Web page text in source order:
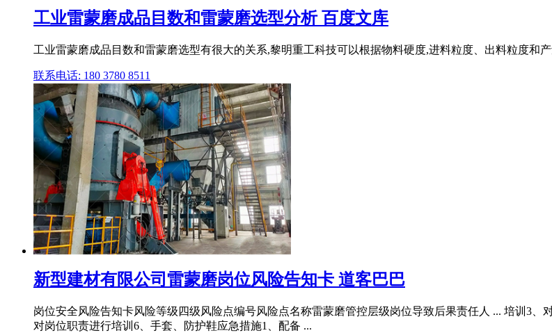
工业雷蒙磨成品目数和雷蒙磨选型分析 百度文库
工业雷蒙磨成品目数和雷蒙磨选型有很大的关系,黎明重工科技可以根据物料硬度,进料粒度、出料粒度和
联系电话: 180 3780 8511
新型建材有限公司雷蒙磨岗位风险告知卡 道客巴巴
岗位安全风险告知卡风险等级四级风险点编号风险点名称雷蒙磨管控层级岗位导致后果责任人 ... 培训3
对岗位职责进行培训6、手套、防护鞋应急措施1、配备 ...